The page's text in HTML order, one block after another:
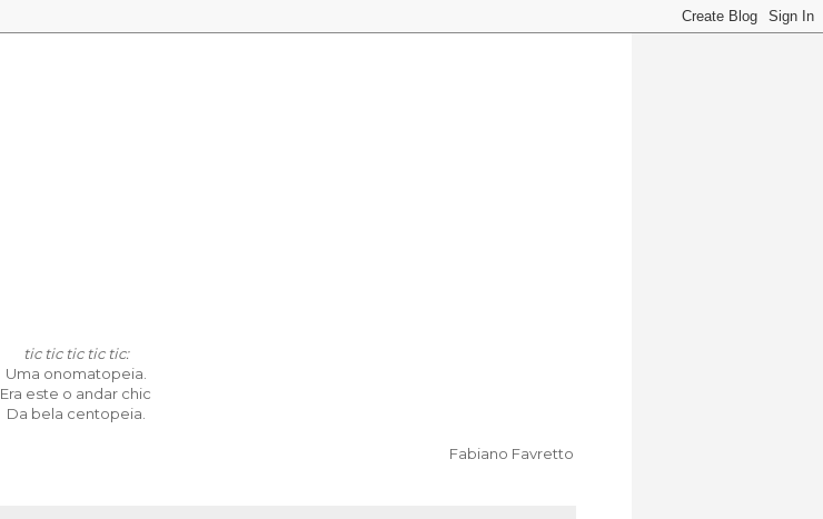
tic tic tic tic tic:
Uma onomatopeia.
Era este o andar chic
Da bela centopeia.
Fabiano Favretto